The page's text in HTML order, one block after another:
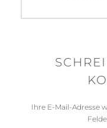
Ihre E-Mail-Adresse